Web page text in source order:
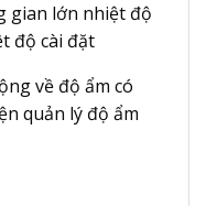
gian lớn nhiệt độ
độ cài đặt
về độ ẩm có
quản lý độ ẩm